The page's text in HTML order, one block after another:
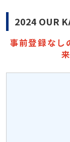
2024 OUR
事前登録なし